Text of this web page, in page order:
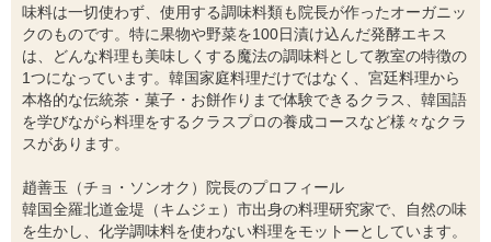
味料は一切使わず、使用する調味料類も院長が作ったオーガニッ
クのものです。特に果物や野菜を100日漬け込んだ発酵エキス
は、どんな料理も美味しくする魔法の調味料として教室の特徴の
1つになっています。韓国家庭料理だけではなく、宮廷料理から
本格的な伝統茶・菓子・お餅作りまで体験できるクラス、韓国語
を学びながら料理をするクラスプロの養成コースなど様々なクラ
スがあります。
趙善玉（チョ・ソンオク）院長のプロフィール
韓国全羅北道金堤（キムジェ）市出身の料理研究家で、自然の味
を生かし、化学調味料を使わない料理をモットーとしています。